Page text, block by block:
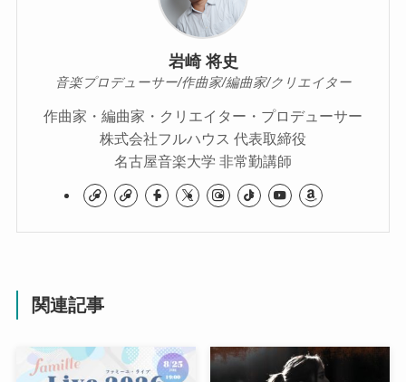
岩崎 将史
音楽プロデューサー/作曲家/編曲家/クリエイター
作曲家・編曲家・クリエイター・プロデューサー
株式会社フルハウス 代表取締役
名古屋音楽大学 非常勤講師
関連記事